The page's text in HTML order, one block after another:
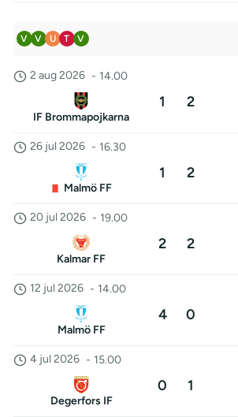
V V U T V
2 aug 2026 - 14.00
IF Brommapojkarna
1 2
26 jul 2026 - 16.30
Malmö FF
1 2
20 jul 2026 - 19.00
Kalmar FF
2 2
12 jul 2026 - 14.00
Malmö FF
4 0
4 jul 2026 - 15.00
Degerfors IF
0 1